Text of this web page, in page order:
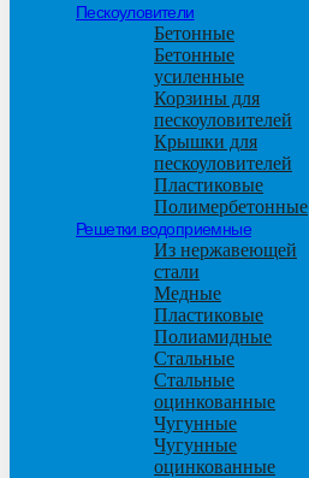
Пескоуловители
Бетонные
Бетонные
усиленные
Корзины для
пескоуловителей
Крышки для
пескоуловителей
Пластиковые
Полимербетонные
Решетки водоприемные
Из нержавеющей
стали
Медные
Пластиковые
Полиамидные
Стальные
Стальные
оцинкованные
Чугунные
Чугунные
оцинкованные